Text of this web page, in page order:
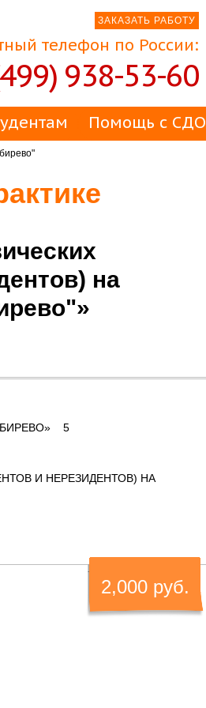
ЗАКАЗАТЬ РАБОТУ
телефон по России:
938-53-60
Помощь с СДО
на
5
И НЕРЕЗИДЕНТОВ) НА
2,000 руб.